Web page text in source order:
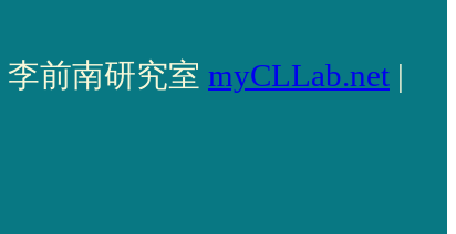
李前南研究室 myCLLab.net |